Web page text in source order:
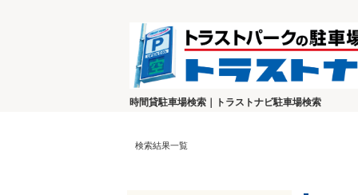
時間貸駐車場検索｜トラストナビ駐車場検索
検索結果一覧